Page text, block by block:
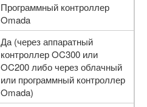
Программный контроллер
Omada
Да (через аппаратный
контроллер OC300 или
OC200 либо через облачный
или программный контроллер
Omada)